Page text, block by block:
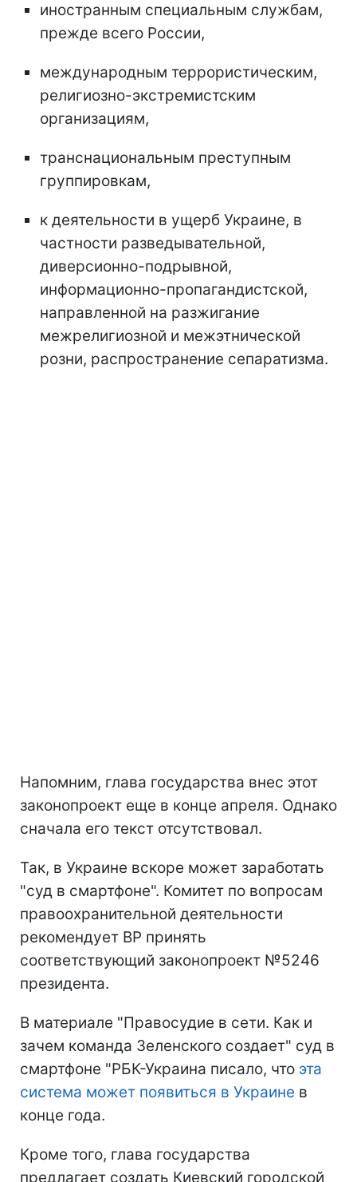
иностранным специальным службам,
прежде всего России,
международным террористическим,
религиозно-экстремистским
организациям,
транснациональным преступным
группировкам,
к деятельности в ущерб Украине, в
частности разведывательной,
диверсионно-подрывной,
информационно-пропагандистской,
направленной на разжигание
межрелигиозной и межэтнической
розни, распространение сепаратизма.
Напомним, глава государства внес этот
законопроект еще в конце апреля. Однако
сначала его текст отсутствовал.
Так, в Украине вскоре может заработать
"суд в смартфоне". Комитет по вопросам
правоохранительной деятельности
рекомендует ВР принять
соответствующий законопроект №5246
президента.
В материале "Правосудие в сети. Как и
зачем команда Зеленского создает" суд в
смартфоне "РБК-Украина писало, что эта
система может появиться в Украине в
конце года.
Кроме того, глава государства
предлагает создать Киевский городской